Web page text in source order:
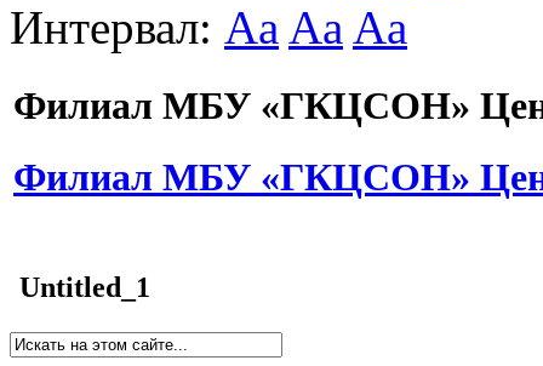
Интервал: Aa Aa Aa
Филиал МБУ «ГКЦСОН»
Филиал МБУ «ГКЦСОН»
Untitled_1